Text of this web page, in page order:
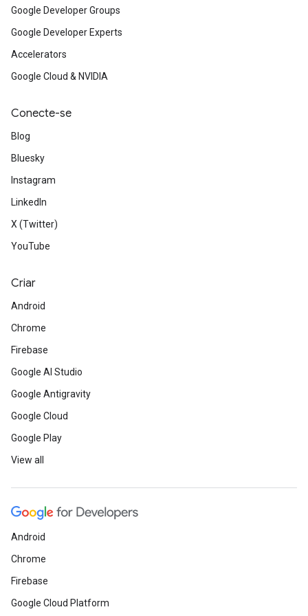
Google Developer Groups
Google Developer Experts
Accelerators
Google Cloud & NVIDIA
Conecte-se
Blog
Bluesky
Instagram
LinkedIn
X (Twitter)
YouTube
Criar
Android
Chrome
Firebase
Google AI Studio
Google Antigravity
Google Cloud
Google Play
View all
Android
Chrome
Firebase
Google Cloud Platform